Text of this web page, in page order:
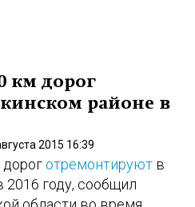
км дорог
районе в
2015 16:39
отремонтируют в
году, сообщил